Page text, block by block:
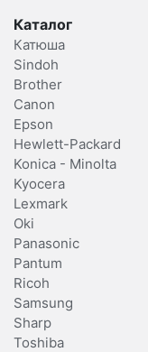
Каталог
Катюша
Sindoh
Brother
Canon
Epson
Hewlett-Packard
Konica - Minolta
Kyocera
Lexmark
Oki
Panasonic
Pantum
Ricoh
Samsung
Sharp
Toshiba